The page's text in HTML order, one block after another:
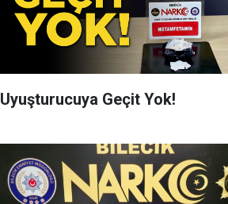
Uyuşturucuya Geçit Yok!